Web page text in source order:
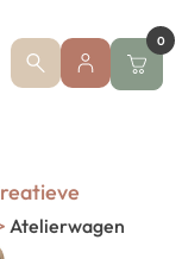
0
Atelierwagen